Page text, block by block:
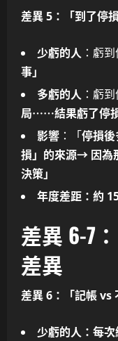
差異 5：「到了停
少虧的人 ：虧
事」
多虧的人 ：虧
局⋯⋯結果虧了停損
影響 ：「停損
損」的來源→ 因為
決策」
年度差距 ：約
差異 6-7
差異
差異 6：「記帳 vs
少虧的人 ：每